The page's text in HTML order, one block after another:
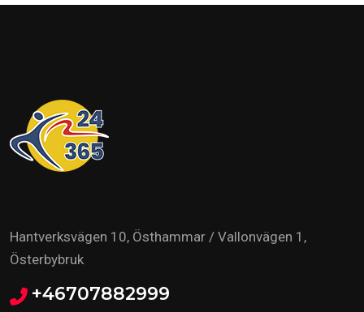
Hantverksvägen 10, Östhammar / Vallonvägen 1,
Österbybruk
+46707882999